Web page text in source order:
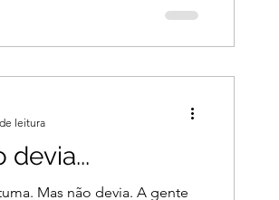
devia...
Mas não devia. A gente
leitura